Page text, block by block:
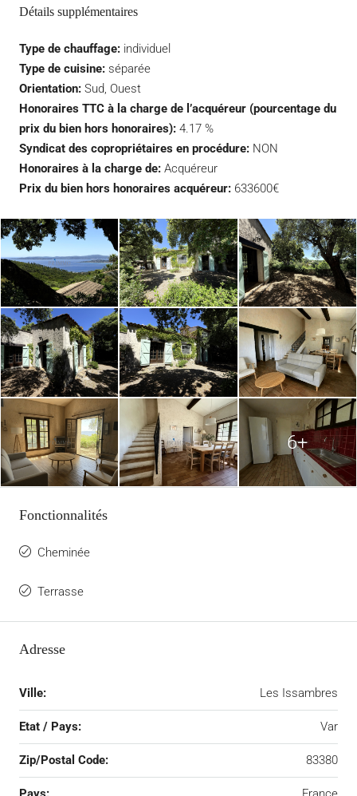
Détails supplémentaires
Type de chauffage: individuel
Type de cuisine: séparée
Orientation: Sud, Ouest
Honoraires TTC à la charge de l’acquéreur (pourcentage du
prix du bien hors honoraires): 4.17 %
Syndicat des copropriétaires en procédure: NON
Honoraires à la charge de: Acquéreur
Prix du bien hors honoraires acquéreur: 633600€
6+
Fonctionnalités
Cheminée
Terrasse
Adresse
Ville: Les Issambres
Etat / Pays: Var
Zip/Postal Code: 83380